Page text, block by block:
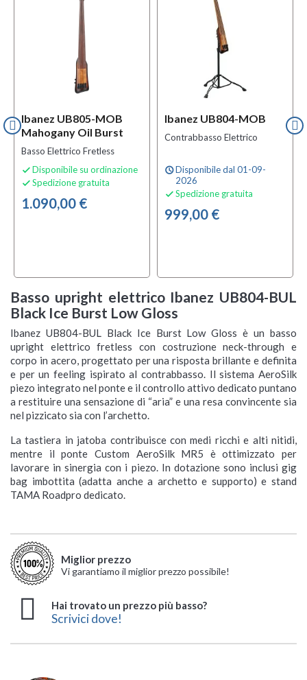
Ibanez UB805-MOB
Mahogany Oil Burst
Basso Elettrico Fretless
 Disponibile su ordinazione
 Spedizione gratuita
1.090,00 €
Ibanez UB804-MOB
Contrabbasso Elettrico
scheduleDisponibile dal 01-09-
2026
 Spedizione gratuita
999,00 €
Basso upright elettrico Ibanez UB804-BUL
Black Ice Burst Low Gloss
Ibanez UB804-BUL Black Ice Burst Low Gloss è un basso
upright elettrico fretless con costruzione neck-through e
corpo in acero, progettato per una risposta brillante e definita
e per un feeling ispirato al contrabbasso. Il sistema AeroSilk
piezo integrato nel ponte e il controllo attivo dedicato puntano
a restituire una sensazione di “aria” e una resa convincente sia
nel pizzicato sia con l’archetto.
La tastiera in jatoba contribuisce con medi ricchi e alti nitidi,
mentre il ponte Custom AeroSilk MR5 è ottimizzato per
lavorare in sinergia con i piezo. In dotazione sono inclusi gig
bag imbottita (adatta anche a archetto e supporto) e stand
TAMA Roadpro dedicato.
Miglior prezzo
Vi garantiamo il miglior prezzo possibile!
Hai trovato un prezzo più basso?
Scrivici dove!